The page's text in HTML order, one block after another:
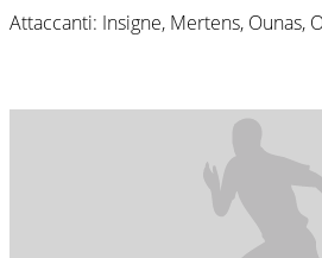
Attaccanti: Insigne, Mertens, Ounas,